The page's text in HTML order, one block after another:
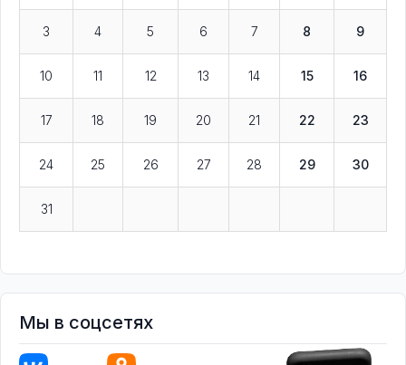
3 4 5 6 7 8 9
10 11 12 13 14 15 16
17 18 19 20 21 22 23
24 25 26 27 28 29 30
31
Мы в соцсетях